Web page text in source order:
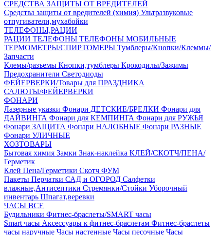
СРЕДСТВА ЗАЩИТЫ ОТ ВРЕДИТЕЛЕЙ
Средства защиты от вредителей (химия) Ультразвуковые
отпугиватели,мухабойки
ТЕЛЕФОНЫ,РАЦИИ
РАЦИИ ТЕЛЕФОНЫ ТЕЛЕФОНЫ МОБИЛЬНЫЕ
ТЕРМОМЕТРЫ/СПИРТОМЕРЫ Тумблеры/Кнопки/Клеммы/
Запчасти
Клемы/разъемы Кнопки,тумблеры Крокодилы/Зажимы
Предохранители Светодиоды
ФЕЙЕРВЕРКИ/Товары для ПРАЗДНИКА
САЛЮТЫ/ФЕЙЕРВЕРКИ
ФОНАРИ
Лазерные указки Фонари ДЕТСКИЕ/БРЕЛКИ Фонари для
ДАЙВИНГА Фонари для КЕМПИНГА Фонари для РУЖЬЯ
Фонари ЗАЩИТА Фонари НАЛОБНЫЕ Фонари РАЗНЫЕ
Фонари УЛИЧНЫЕ
ХОЗТОВАРЫ
Бытовая химия Замки Знак-наклейка КЛЕЙ/СКОТЧ/ПЕНА/
Герметик
Клей Пена/Герметики Скотч ФУМ
Пакеты Перчатки САД и ОГОРОД Салфетки
влажные,Антисептики Стремянки/Стойки Уборочный
инвентарь Шпагат,веревки
ЧАСЫ ВСЕ
Будильники Фитнес-браслеты/SMART часы
Smart часы Аксессуары к фитнес-браслетам Фитнес-браслеты
часы наручные Часы настенные Часы песочные Часы